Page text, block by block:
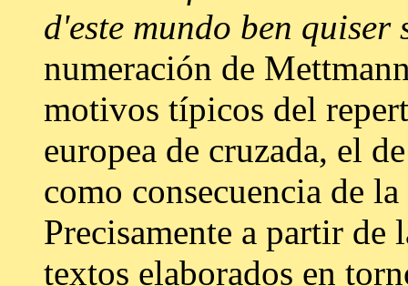
d'este mundo ben quiser
numeración de
motivos típicos del
europea de cruzada, el
como consecuencia de
Precisamente a partir de
textos elaborados en